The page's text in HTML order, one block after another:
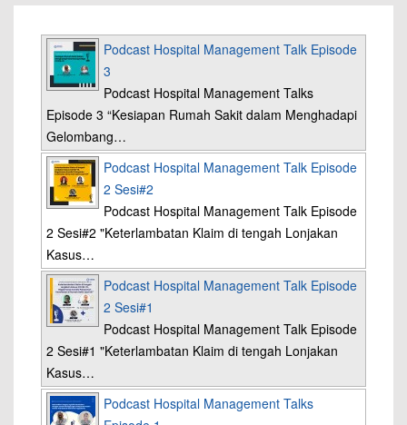
Podcast Hospital Management Talk Episode
3
Podcast Hospital Management Talks
Episode 3 “Kesiapan Rumah Sakit dalam Menghadapi
Gelombang…
Podcast Hospital Management Talk Episode
2 Sesi#2
Podcast Hospital Management Talk Episode
2 Sesi#2 "Keterlambatan Klaim di tengah Lonjakan
Kasus…
Podcast Hospital Management Talk Episode
2 Sesi#1
Podcast Hospital Management Talk Episode
2 Sesi#1 "Keterlambatan Klaim di tengah Lonjakan
Kasus…
Podcast Hospital Management Talks